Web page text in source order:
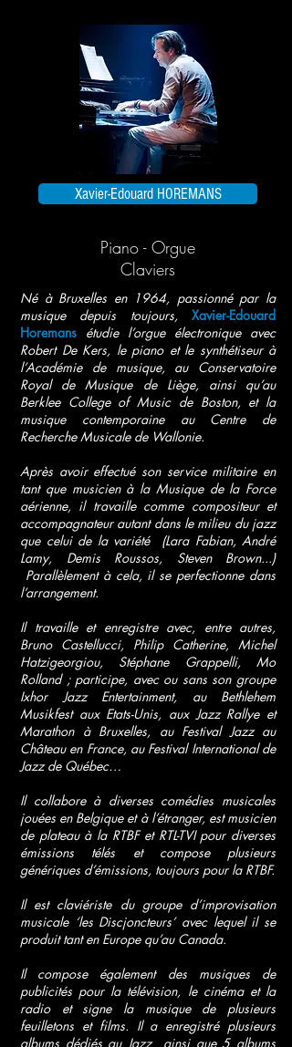
Xavier-Edouard HOREMANS
Piano - Orgue
Claviers
Né à Bruxelles en 1964, passionné par la
musique depuis toujours, Xavier-Edouard
Horemans étudie l’orgue électronique avec
Robert De Kers, le piano et le synthétiseur à
l’Académie de musique, au Conservatoire
Royal de Musique de Liège, ainsi qu’au
Berklee College of Music de Boston, et la
musique contemporaine au Centre de
Recherche Musicale de Wallonie.
Après avoir effectué son service militaire en
tant que musicien à la Musique de la Force
aérienne, il travaille comme compositeur et
accompagnateur autant dans le milieu du jazz
que celui de la variété (Lara Fabian, André
Lamy, Demis Roussos, Steven Brown...)
Parallèlement à cela, il se perfectionne dans
l’arrangement.
Il travaille et enregistre avec, entre autres,
Bruno Castellucci, Philip Catherine, Michel
Hatzigeorgiou, Stéphane Grappelli, Mo
Rolland ; participe, avec ou sans son groupe
Ixhor Jazz Entertainment, au Bethlehem
Musikfest aux Etats-Unis, aux Jazz Rallye et
Marathon à Bruxelles, au Festival Jazz au
Château en France, au Festival International de
Jazz de Québec…
Il collabore à diverses comédies musicales
jouées en Belgique et à l’étranger, est musicien
de plateau à la RTBF et RTL-TVI pour diverses
émissions télés et compose plusieurs
génériques d’émissions, toujours pour la RTBF.
Il est claviériste du groupe d’improvisation
musicale ‘les Discjoncteurs’ avec lequel il se
produit tant en Europe qu’au Canada.
Il compose également des musiques de
publicités pour la télévision, le cinéma et la
radio et signe la musique de plusieurs
feuilletons et films. Il a enregistré plusieurs
albums dédiés au Jazz ainsi que 5 albums